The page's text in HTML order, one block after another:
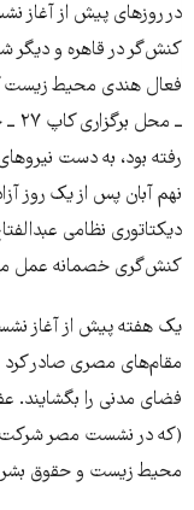
کنش‌گر در قاهره و دیگر
رفته بود،‌ به دست
نهم آبان پس از یک روز
دیکتاتوری نظامی
کنش‌گری خصمانه عمل
یک هفته پیش از آغاز
مقام‌های مصری صادر کرد و
فضای مدنی را بگشایند.
(که در نشست مصر شرکت
محیط زیست و حقوق بشر